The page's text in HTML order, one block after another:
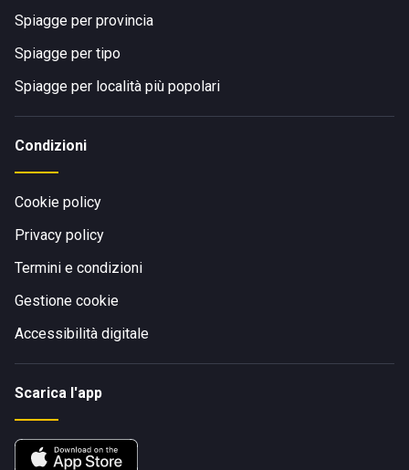
Spiagge per provincia
Spiagge per tipo
Spiagge per località più popolari
Condizioni
Cookie policy
Privacy policy
Termini e condizioni
Gestione cookie
Accessibilità digitale
Scarica l'app